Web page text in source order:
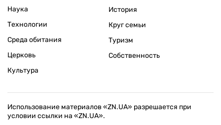
Наука
Технологии
Среда обитания
Церковь
Культура
История
Круг семьи
Туризм
Собственность
Использование материалов «ZN.UA» разрешается при
условии ссылки на «ZN.UA».